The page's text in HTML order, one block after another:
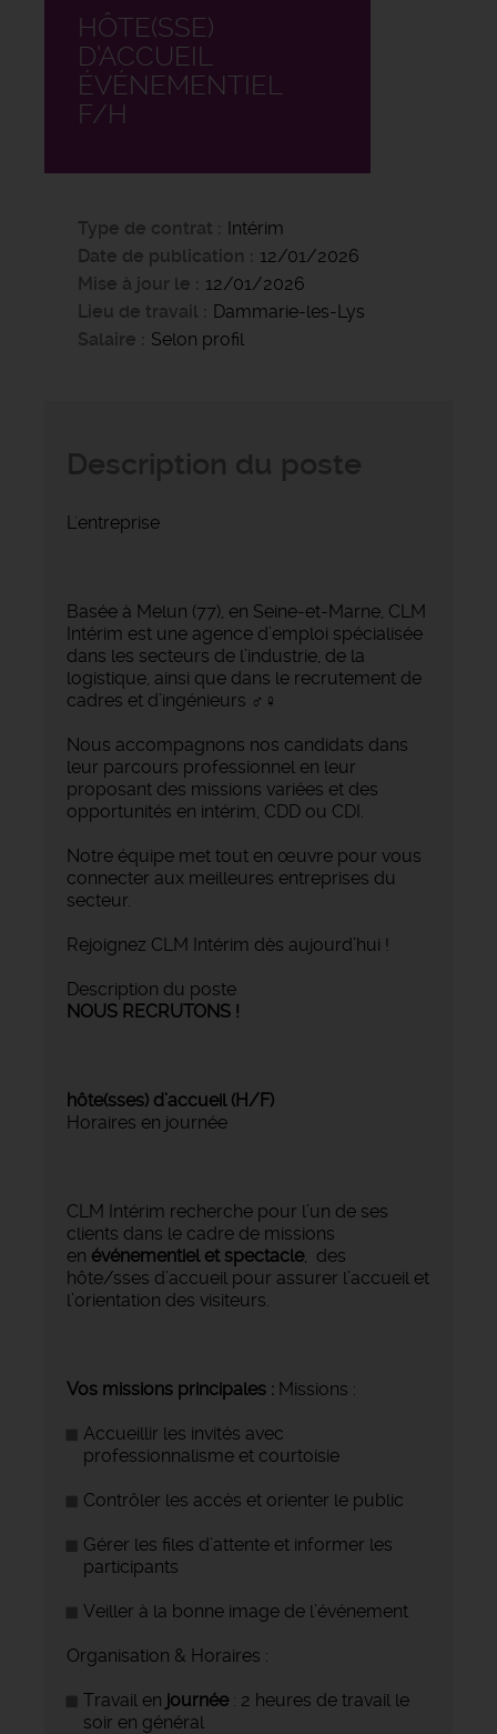
HÔTE(SSE)
D’ACCUEIL
ÉVÉNEMENTIEL
F/H
Type de contrat
Intérim
Date de publication
12/01/2026
Mise à jour le
12/01/2026
Lieu de travail
Dammarie-les-Lys
Salaire
Selon profil
L'entreprise
Basée à Melun (77), en Seine-et-Marne, CLM
Intérim est une agence d’emploi spécialisée
dans les secteurs de l’industrie, de la
logistique, ainsi que dans le recrutement de
cadres et d’ingénieurs ‍♂️‍♀️
Nous accompagnons nos candidats dans
leur parcours professionnel en leur
proposant des missions variées et des
opportunités en intérim, CDD ou CDI.
Notre équipe met tout en œuvre pour vous
connecter aux meilleures entreprises du
secteur.
Rejoignez CLM Intérim dès aujourd’hui !
Description du poste
NOUS RECRUTONS !
hôte(sses) d’accueil (H/F)
Horaires en journée
CLM Intérim recherche pour l’un de ses
clients dans le cadre de missions
en événementiel et spectacle, des
hôte/sses d’accueil pour assurer l’accueil et
l’orientation des visiteurs.
Vos missions principales : Missions :
Accueillir les invités avec
professionnalisme et courtoisie
Contrôler les accès et orienter le public
Gérer les files d’attente et informer les
participants
Veiller à la bonne image de l’événement
Organisation & Horaires :
Travail en journée : 2 heures de travail le
soir en général